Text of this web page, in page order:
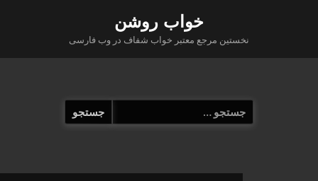
خواب روشن
نخستین مرجع معتبر خواب شفاف در وب فارسی
جستجو
برای: